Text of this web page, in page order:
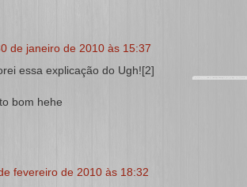
de janeiro de 2010 às 15:37
essa explicação do Ugh![2]
bom hehe
fevereiro de 2010 às 18:32